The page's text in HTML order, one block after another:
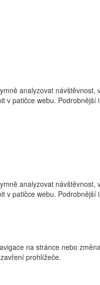
analyzovat
patičce webu.
analyzovat
patičce webu.
na stránce nebo
prohlížeče.